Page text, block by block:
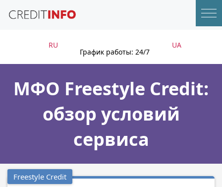
RU UA
График работы: 24/7
МФО Freestyle Credit:
обзор условий
сервиса
Freestyle Credit